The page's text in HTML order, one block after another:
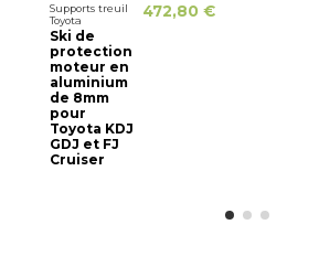
Supports treuil
Toyota
Ski de
protection
moteur en
aluminium
de 8mm
pour
Toyota KDJ
GDJ et FJ
Cruiser
472,80 €